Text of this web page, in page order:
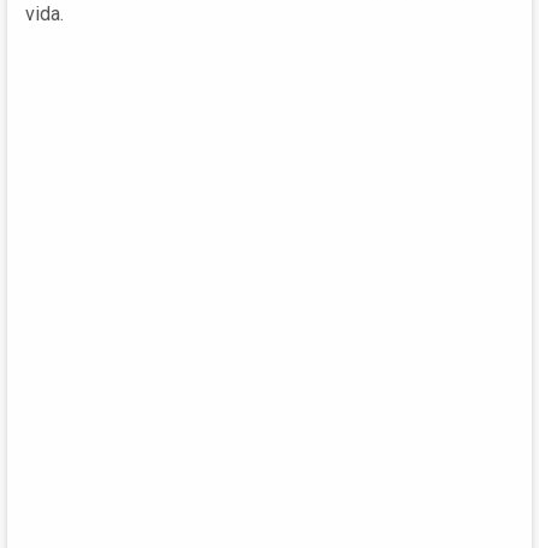
vida.